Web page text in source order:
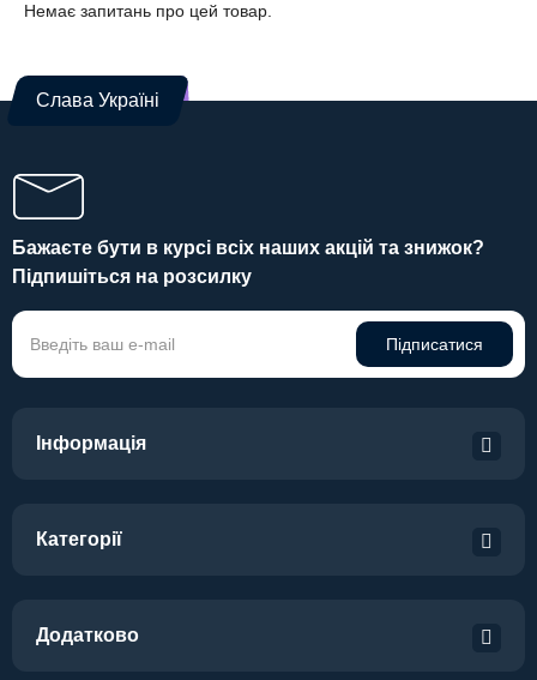
Немає запитань про цей товар.
Слава Україні
Бажаєте бути в курсі всіх наших акцій та знижок?
Підпишіться на розсилку
Підписатися
Інформація
Категорії
Додатково